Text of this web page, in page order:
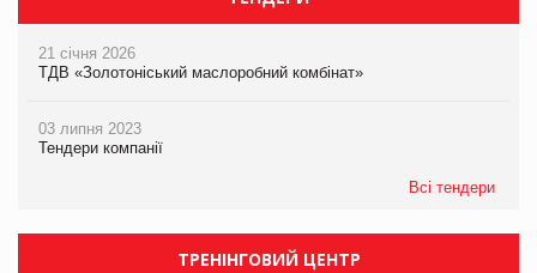
21 січня 2026
ТДВ «Золотоніський маслоробний комбінат»
03 липня 2023
Тендери компанії
Всі тендери
ТРЕНІНГОВИЙ ЦЕНТР